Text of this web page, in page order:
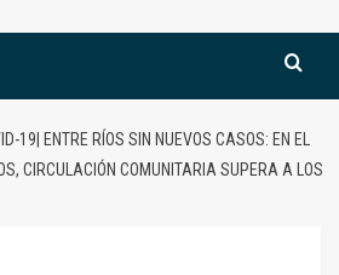
19| ENTRE RÍOS SIN NUEVOS CASOS: EN EL
CIRCULACIÓN COMUNITARIA SUPERA A LOS